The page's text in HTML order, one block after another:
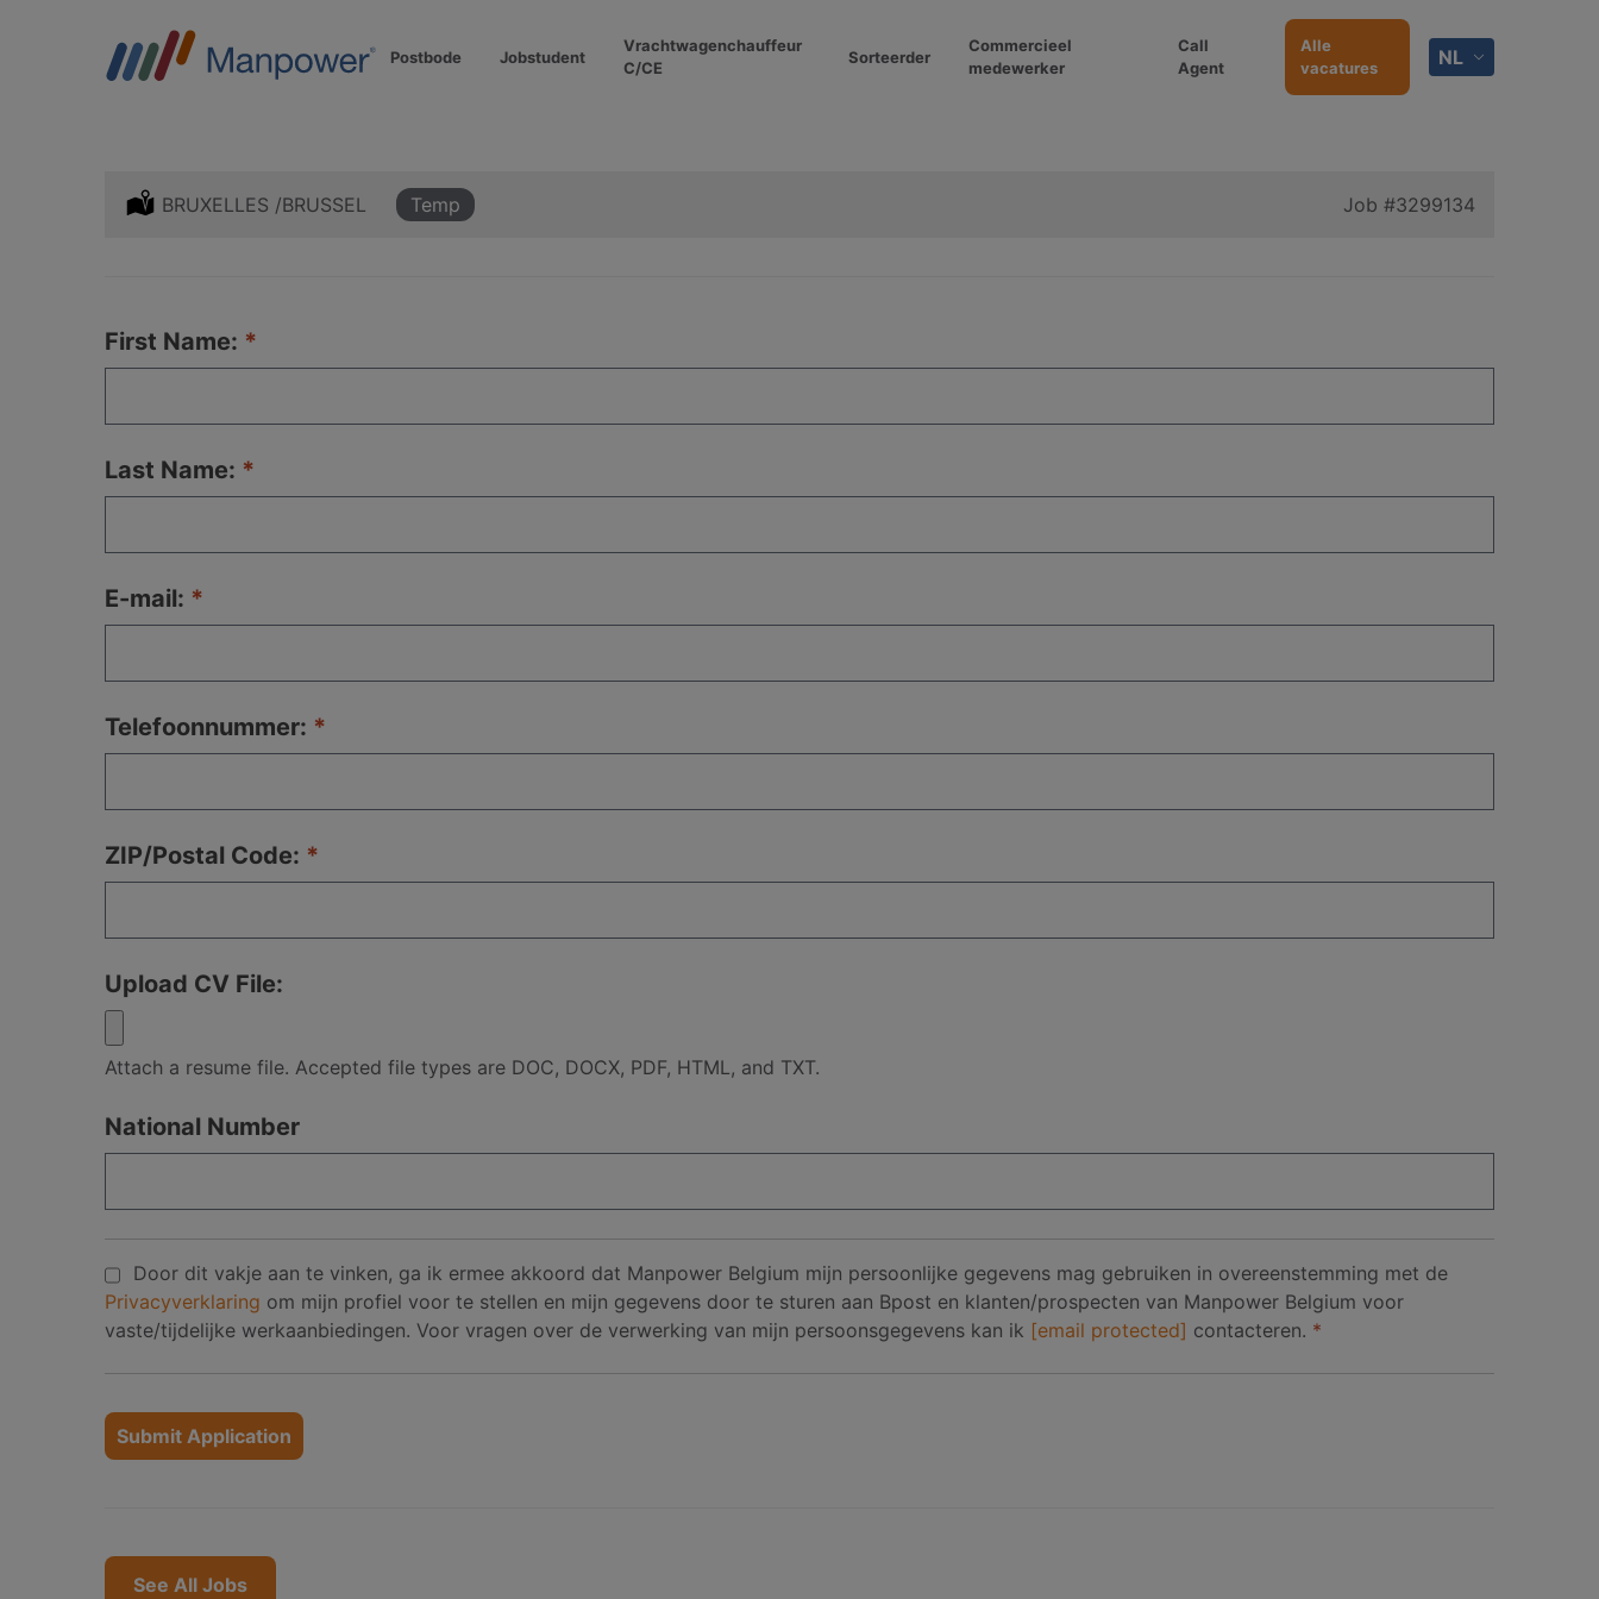
Postbode Jobstudent
Vrachtwagenchauffeur
C/CE
Sorteerder
Commercieel
medewerker
Call
Agent
Alle
vacatures
NL
Location:
BRUXELLES /BRUSSEL Type:
Temp Job #3299134
First Name:
Last Name:
E-mail:
Telefoonnummer:
ZIP/Postal Code:
Upload CV File:
Attach a resume file. Accepted file types are DOC, DOCX, PDF, HTML, and TXT.
National Number
Door dit vakje aan te vinken, ga ik ermee akkoord dat Manpower Belgium mijn persoonlijke gegevens mag gebruiken in overeenstemming met de
Privacyverklaring om mijn profiel voor te stellen en mijn gegevens door te sturen aan Bpost en klanten/prospecten van Manpower Belgium voor
vaste/tijdelijke werkaanbiedingen. Voor vragen over de verwerking van mijn persoonsgegevens kan ik [email protected] contacteren. *
People
looking
notSee All Jobs